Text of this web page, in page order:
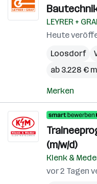
LEYRER +
Heute
Loosdorf
ab 3.228 €
Merken
(m/w/d)
Klenk &
vor 2 Tagen